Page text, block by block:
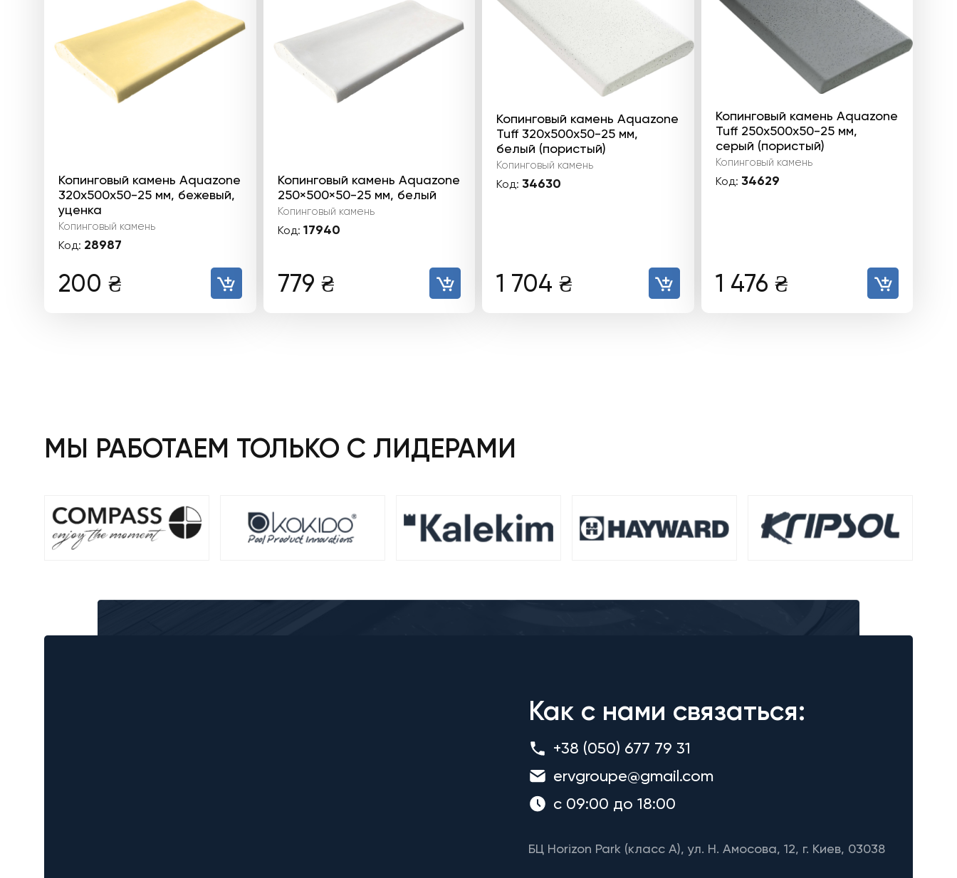
Копинговый камень Aquazone
320x500x50-25 мм, бежевый,
уценка
Копинговый камень
Код: 28987
200 ₴
Копинговый камень Aquazone
250×500×50-25 мм, белый
Копинговый камень
Код: 17940
779 ₴
Копинговый камень Aquazone
Tuff 320x500x50-25 мм,
белый (пористый)
Копинговый камень
Код: 34630
1 704 ₴
Копинговый камень Aquazone
Tuff 250x500x50-25 мм,
серый (пористый)
Копинговый камень
Код: 34629
1 476 ₴
МЫ РАБОТАЕМ ТОЛЬКО С ЛИДЕРАМИ
Как с нами связаться:
+38 (050) 677 79 31
ervgroupe@gmail.com
с 09:00 до 18:00
БЦ Horizon Park (класс A), ул. Н. Амосова, 12, г. Киев, 03038